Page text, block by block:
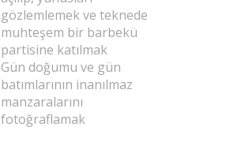
gözlemlemek ve teknede
muhteşem bir barbekü
partisine katılmak
Gün doğumu ve gün
batımlarının inanılmaz
manzaralarını
fotoğraflamak